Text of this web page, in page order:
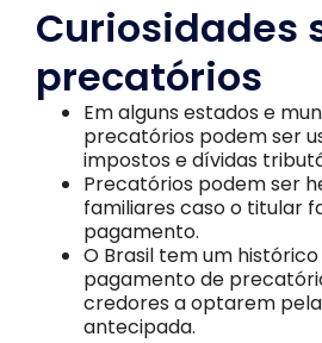
Curiosidades
precatórios
Em alguns estados e
precatórios podem ser
impostos e dívidas
Precatórios podem ser
familiares caso o titular
pagamento.
O Brasil tem um
pagamento de
credores a optarem
antecipada.